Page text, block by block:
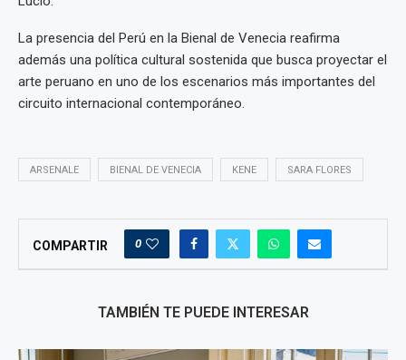
La presencia del Perú en la Bienal de Venecia reafirma
además una política cultural sostenida que busca proyectar el
arte peruano en uno de los escenarios más importantes del
circuito internacional contemporáneo.
ARSENALE BIENAL DE VENECIA KENE SARA FLORES
COMPARTIR 0
TAMBIÉN TE PUEDE INTERESAR